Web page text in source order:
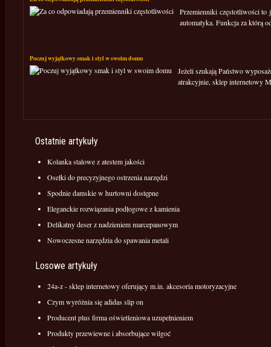
Przemienniki częstotliwości to
automatyka. Funkcja za którą
Poczuj wyjątkowy smak i styl w swoim domu
Jeżeli szukają Państwo
atrakcyjnie, sklep internetowy
Ostatnie artykuły
Kolanka stalowe z atestem jakości
Osełki do precyzyjnego ostrzenia narzędzi
Spodnie damskie w hurtowni dostępne
Eleganckie rozwiązania podłogowe z kamienia
Delikatny deser z nadzieniem marcepanowym
Nowoczesne narzędzia do spawania metali
Losowe artykuły
24a-z - sklep internetowy oferujący m.in. akcesoria motoryzacyjne
Czym wyróżnia się adidas slip on
Producent plus firma oświetleniowa uzupełnieniem
Produkty przewiewne i absorbujące wilgoć